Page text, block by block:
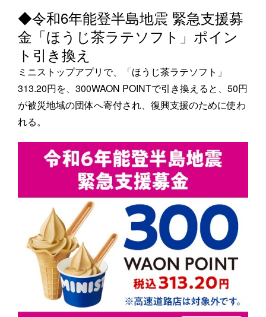
◆令和6年能登半島地震 緊急支援募
金「ほうじ茶ラテソフト」ポイン
ト引き換え
ミニストップアプリで、「ほうじ茶ラテソフト」
313.20円を、300WAON POINTで引き換えると、50円
が被災地域の団体へ寄付され、復興支援のために使わ
れる。